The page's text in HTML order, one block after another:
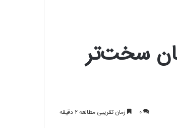
سخت‌تر
۰ زمان تقریبی مطالعه ۲ دقیقه